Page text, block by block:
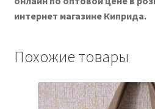
интернет магазине Киприда.
Похожие товары